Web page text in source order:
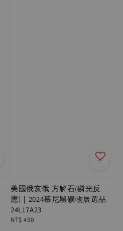
美國俄亥俄 方解石(磷光反
應)｜2024慕尼黑礦物展選品
24L17A23
Regular
NT$ 450